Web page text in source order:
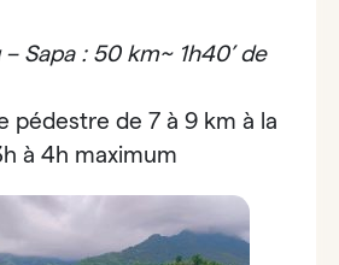
Sapa : 50 km~ 1h40’ de
pédestre de 7 à 9 km à la
à 4h maximum